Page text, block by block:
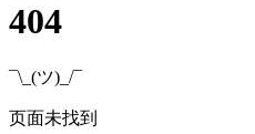
404
¯\_(ツ)_/¯
页面未找到